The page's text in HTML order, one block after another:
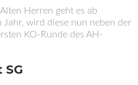
Herren geht es ab
wird diese nun neben der
KO-Runde des AH-